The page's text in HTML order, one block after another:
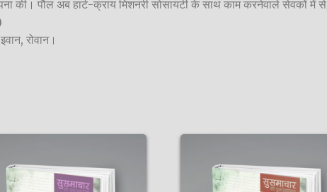
की। पौल अब हार्ट-क्राय मिशनरी सोसायटी के साथ काम करनेवाले सेवकों में से
रोवान।